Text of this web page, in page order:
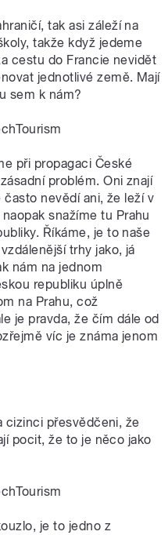
tak asi záleží na
takže když jedeme
cestu do Francie nevidět
jednotlivé země. Mají
sem k nám?
při propagaci České
problém. Oni znají
často nevědí ani, že leží v
snažíme tu Prahu
Říkáme, je to naše
trhy jako, já
nám na jednom
republiku úplně
na Prahu, což
je pravda, že čím dále od
víc je známa jenom
cizinci přesvědčeni, že
pocit, že to je něco jako
je to jedno z